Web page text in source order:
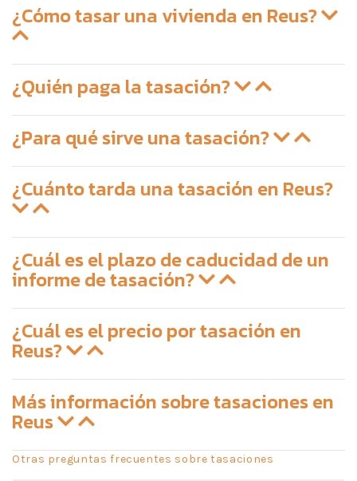
¿Cómo tasar una vivienda en Reus?
¿Quién paga la tasación?
¿Para qué sirve una tasación?
¿Cuánto tarda una tasación en Reus?
¿Cuál es el plazo de caducidad de un
informe de tasación?
¿Cuál es el precio por tasación en
Reus?
Más información sobre tasaciones en
Reus
Otras preguntas frecuentes sobre tasaciones